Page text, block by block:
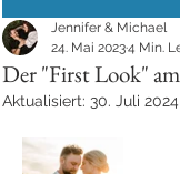
Der "First Look"
Jennifer & Michael
24. Mai 20234 Min.
Aktualisiert: 30. Juli 2024